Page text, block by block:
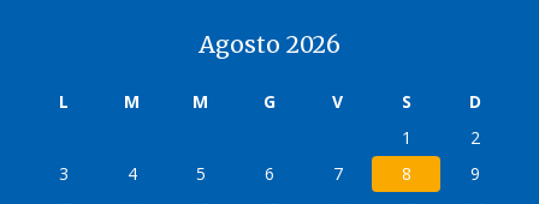
Agosto 2026
L M M G V S
D
1
2
3
4 5 6 7 8
9